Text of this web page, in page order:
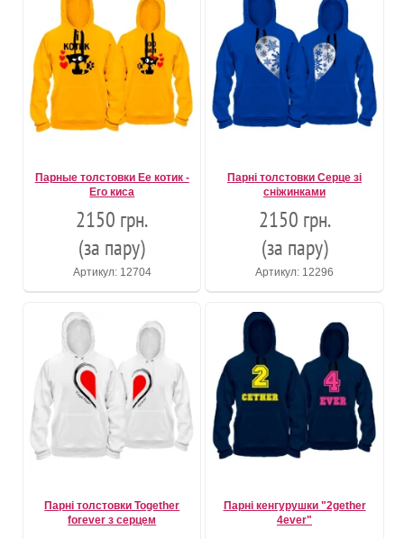
Парные толстовки Ее котик -
Его киса
2150 грн.
(за пару)
Артикул: 12704
Парні толстовки Серце зі
сніжинками
2150 грн.
(за пару)
Артикул: 12296
Парні толстовки Together
forever з серцем
Парні кенгурушки "2gether
4ever"